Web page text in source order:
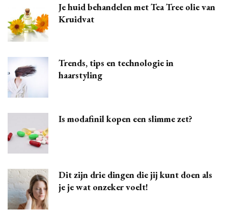
Je huid behandelen met Tea Tree olie van
Kruidvat
Trends, tips en technologie in
haarstyling
Is modafinil kopen een slimme zet?
Dit zijn drie dingen die jij kunt doen als
je je wat onzeker voelt!